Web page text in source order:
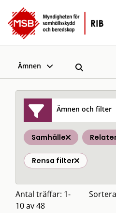
Ämnen
Ämnen och filter
Samhälle
Rensa filter
Antal träffar: 1-
10 av 48